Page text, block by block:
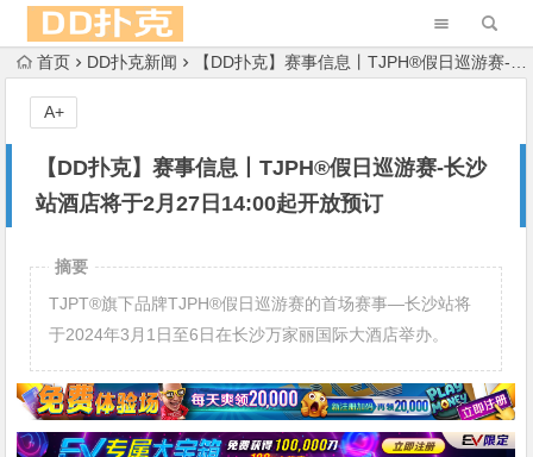
首页 DD扑克新闻 【DD扑克】赛事信息丨TJPH®假日巡游赛-长沙站酒店将于2月27日14:00起开放预订
【DD扑克】赛事信息丨TJPH®假日巡游赛-长沙
站酒店将于2月27日14:00起开放预订
A+
摘要
TJPT®旗下品牌TJPH®假日巡游赛的首场赛事—长沙站将
于2024年3月1日至6日在长沙万家丽国际大酒店举办。